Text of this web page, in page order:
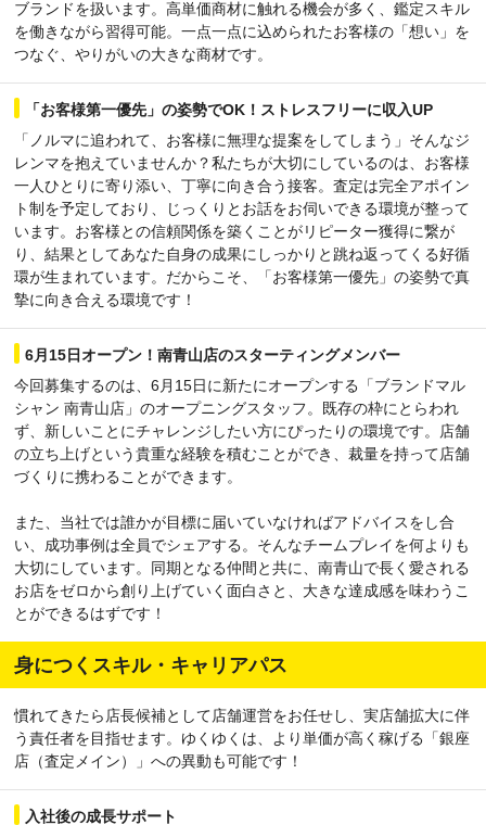
ブランドを扱います。高単価商材に触れる機会が多く、鑑定スキル
を働きながら習得可能。一点一点に込められたお客様の「想い」を
つなぐ、やりがいの大きな商材です。
「お客様第一優先」の姿勢でOK！ストレスフリーに収入UP
「ノルマに追われて、お客様に無理な提案をしてしまう」そんなジ
レンマを抱えていませんか？私たちが大切にしているのは、お客様
一人ひとりに寄り添い、丁寧に向き合う接客。査定は完全アポイン
ト制を予定しており、じっくりとお話をお伺いできる環境が整って
います。お客様との信頼関係を築くことがリピーター獲得に繋が
り、結果としてあなた自身の成果にしっかりと跳ね返ってくる好循
環が生まれています。だからこそ、「お客様第一優先」の姿勢で真
摯に向き合える環境です！
6月15日オープン！南青山店のスターティングメンバー
今回募集するのは、6月15日に新たにオープンする「ブランドマル
シャン 南青山店」のオープニングスタッフ。既存の枠にとらわれ
ず、新しいことにチャレンジしたい方にぴったりの環境です。店舗
の立ち上げという貴重な経験を積むことができ、裁量を持って店舗
づくりに携わることができます。
また、当社では誰かが目標に届いていなければアドバイスをし合
い、成功事例は全員でシェアする。そんなチームプレイを何よりも
大切にしています。同期となる仲間と共に、南青山で長く愛される
お店をゼロから創り上げていく面白さと、大きな達成感を味わうこ
とができるはずです！
身につくスキル・キャリアパス
慣れてきたら店長候補として店舗運営をお任せし、実店舗拡大に伴
う責任者を目指せます。ゆくゆくは、より単価が高く稼げる「銀座
店（査定メイン）」への異動も可能です！
入社後の成長サポート